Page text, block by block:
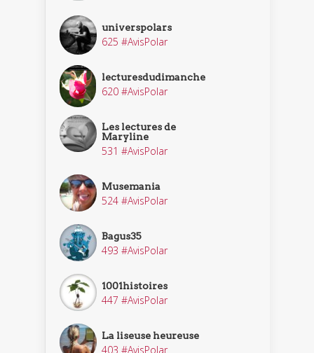
universpolars
625 #AvisPolar
lecturesdudimanche
620 #AvisPolar
Les lectures de
Maryline
531 #AvisPolar
Musemania
524 #AvisPolar
Bagus35
493 #AvisPolar
1001histoires
447 #AvisPolar
La liseuse heureuse
403 #AvisPolar